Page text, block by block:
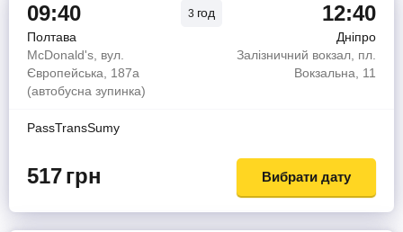
09:40 3 год 12:40
Полтава
Дніпро
McDonald's, вул.
Європейська, 187а
(автобусна зупинка)
Залізничний вокзал, пл.
Вокзальна, 11
PassTransSumy
517грн Вибрати дату